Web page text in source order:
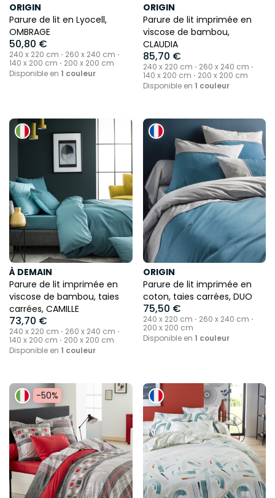
ORIGIN
Parure de lit en Lyocell,
OMBRAGE
50,80 €
240 x 220 cm ⋅ 260 x 240 cm ⋅
140 x 200 cm ⋅ 200 x 200 cm
Disponible en 1 couleur
ORIGIN
Parure de lit imprimée en
viscose de bambou,
CLAUDIA
85,70 €
240 x 220 cm ⋅ 260 x 240 cm ⋅
140 x 200 cm ⋅ 200 x 200 cm
Disponible en 1 couleur
À DEMAIN
Parure de lit imprimée en
viscose de bambou, taies
carrées, CAMILLE
73,70 €
240 x 220 cm ⋅ 260 x 240 cm ⋅
140 x 200 cm ⋅ 200 x 200 cm
Disponible en 1 couleur
ORIGIN
Parure de lit imprimée en
coton, taies carrées, DUO
75,50 €
240 x 220 cm ⋅ 260 x 240 cm ⋅
200 x 200 cm
Disponible en 1 couleur
-50%